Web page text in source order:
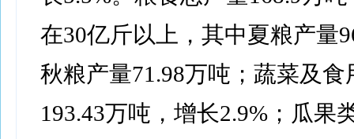
在30亿斤以上，其中夏粮产量
秋粮产量71.98万吨；蔬菜及食
193.43万吨，增长2.9%；瓜果